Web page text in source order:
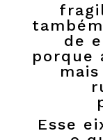
de
porque
Esse